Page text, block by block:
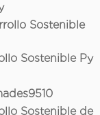
Sostenible
Sostenible Py
Sostenible de